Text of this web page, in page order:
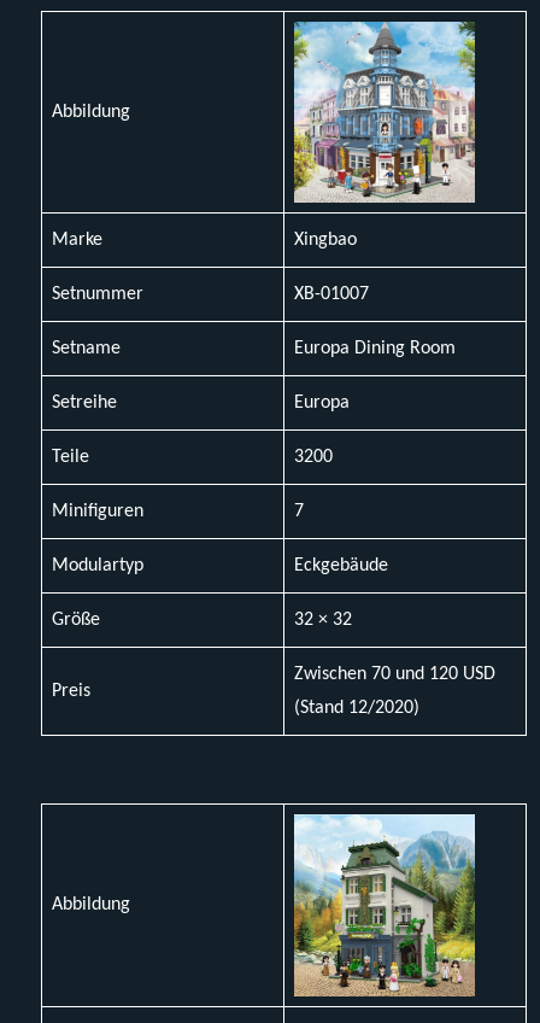
Abbildung
Marke Xingbao
Setnummer XB-01007
Setname Europa Dining Room
Setreihe Europa
Teile 3200
Minifiguren 7
Modulartyp Eckgebäude
Größe 32 × 32
Preis
Zwischen 70 und 120 USD
(Stand 12/2020)
Abbildung